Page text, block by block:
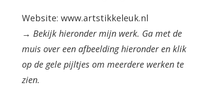
Website: www.artstikkeleuk.nl
→ Bekijk hieronder mijn werk. Ga met de
muis over een afbeelding hieronder en klik
op de gele pijltjes om meerdere werken te
zien.